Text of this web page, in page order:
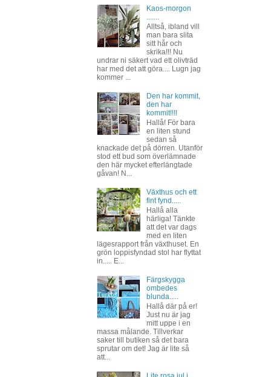
Kaos-morgon
Alltså, ibland vill
man bara slita
sitt hår och
skrika!!! Nu
undrar ni säkert vad ett olivträd
har med det att göra.... Lugn jag
kommer ...
Den har kommit,
den har
kommit!!!!
Hallå! För bara
en liten stund
sedan så
knackade det på dörren. Utanför
stod ett bud som överlämnade
den här mycket efterlängtade
gåvan! N...
Växthus och ett
fint fynd.....
Hallå alla
härliga! Tänkte
att det var dags
med en liten
lägesrapport från växthuset. En
grön loppisfyndad stol har flyttat
in..... E...
Färgskygga
ombedes
blunda.....
Hallå där på er!
Just nu är jag
mitt uppe i en
massa målande. Tillverkar
saker till butiken så det bara
sprutar om det! Jag är lite så
att...